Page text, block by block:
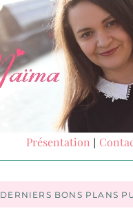
Présentation |
DERNIERS BONS PLANS